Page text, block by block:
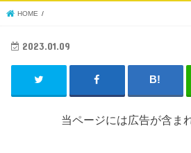
HOME
2023.01.09
当ページには広告が含ま